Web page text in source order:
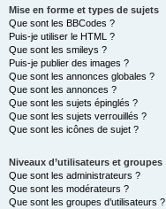
Mise en forme et types de sujets
Que sont les BBCodes ?
Puis-je utiliser le HTML ?
Que sont les smileys ?
Puis-je publier des images ?
Que sont les annonces globales ?
Que sont les annonces ?
Que sont les sujets épinglés ?
Que sont les sujets verrouillés ?
Que sont les icônes de sujet ?
Niveaux d’utilisateurs et groupes
Que sont les administrateurs ?
Que sont les modérateurs ?
Que sont les groupes d’utilisateurs ?